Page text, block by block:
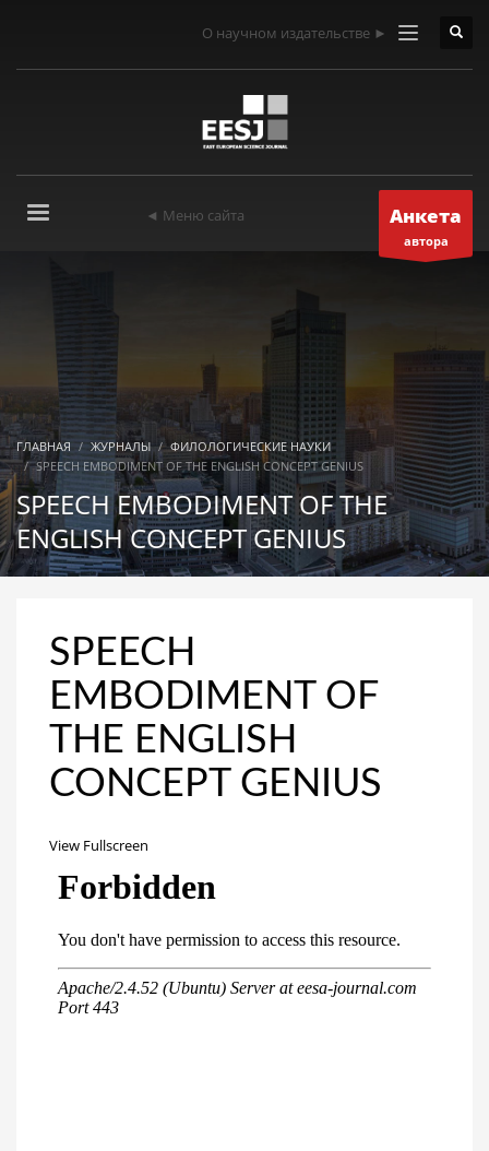
О научном издательстве ►
◄ Меню сайта Анкета
автора
ГЛАВНАЯ ЖУРНАЛЫ
ФИЛОЛОГИЧЕСКИЕ НАУКИ
SPEECH EMBODIMENT OF THE ENGLISH CONCEPT GENIUS
SPEECH EMBODIMENT OF THE
ENGLISH CONCEPT GENIUS
SPEECH
EMBODIMENT OF
THE ENGLISH
CONCEPT GENIUS
View Fullscreen
PDF